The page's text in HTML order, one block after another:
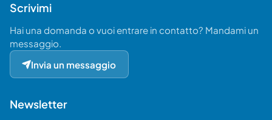
Scrivimi
Hai una domanda o vuoi entrare in contatto? Mandami un
messaggio.
Invia un messaggio
Newsletter